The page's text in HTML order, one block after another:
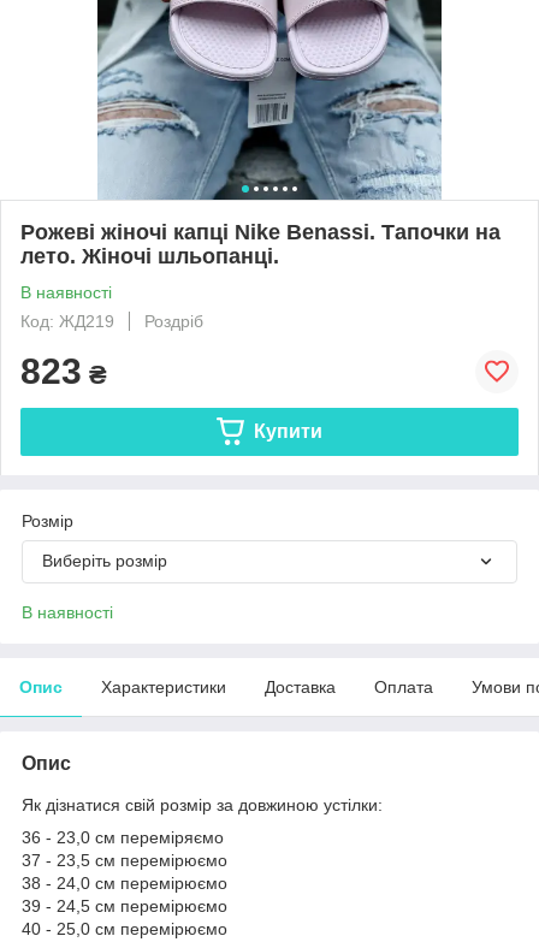
Рожеві жіночі капці Nike Benassi. Тапочки на
лето. Жіночі шльопанці.
В наявності
Код: ЖД219
Роздріб
823 ₴
Купити
Розмір
Виберіть розмір
В наявності
Опис Характеристики Доставка Оплата Умови
Опис
Як дізнатися свій розмір за довжиною устілки:
36 - 23,0 см переміряємо
37 - 23,5 см перемірюємо
38 - 24,0 см перемірюємо
39 - 24,5 см перемірюємо
40 - 25,0 см перемірюємо